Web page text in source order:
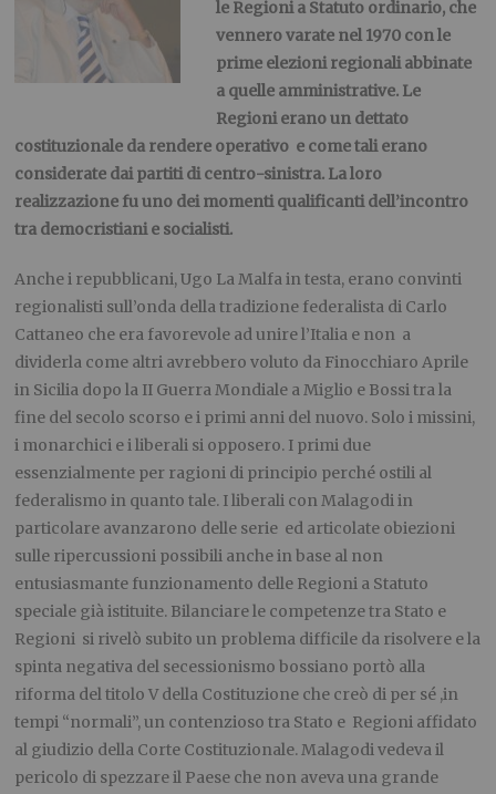
le Regioni a Statuto ordinario, che
vennero varate nel 1970 con le
prime elezioni regionali abbinate
a quelle amministrative. Le
Regioni erano un dettato
costituzionale da rendere operativo e come tali erano
considerate dai partiti di centro-sinistra. La loro
realizzazione fu uno dei momenti qualificanti dell’incontro
tra democristiani e socialisti.
Anche i repubblicani, Ugo La Malfa in testa, erano convinti
regionalisti sull’onda della tradizione federalista di Carlo
Cattaneo che era favorevole ad unire l’Italia e non a
dividerla come altri avrebbero voluto da Finocchiaro Aprile
in Sicilia dopo la II Guerra Mondiale a Miglio e Bossi tra la
fine del secolo scorso e i primi anni del nuovo. Solo i missini,
i monarchici e i liberali si opposero. I primi due
essenzialmente per ragioni di principio perché ostili al
federalismo in quanto tale. I liberali con Malagodi in
particolare avanzarono delle serie ed articolate obiezioni
sulle ripercussioni possibili anche in base al non
entusiasmante funzionamento delle Regioni a Statuto
speciale già istituite. Bilanciare le competenze tra Stato e
Regioni si rivelò subito un problema difficile da risolvere e la
spinta negativa del secessionismo bossiano portò alla
riforma del titolo V della Costituzione che creò di per sé ,in
tempi “normali”, un contenzioso tra Stato e Regioni affidato
al giudizio della Corte Costituzionale. Malagodi vedeva il
pericolo di spezzare il Paese che non aveva una grande